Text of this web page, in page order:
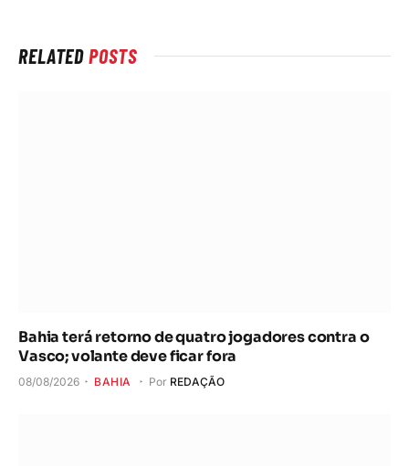
RELATEDPOSTS
Bahia terá retorno de quatro jogadores contra o
Vasco; volante deve ficar fora
08/08/2026 BAHIA Por REDAÇÃO